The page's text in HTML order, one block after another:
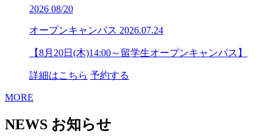
2026 08/20
オープンキャンパス 2026.07.24
【8月20日(木)14:00～留学生オープンキャンパス】
詳細はこちら 予約する
MORE
NEWS お知らせ